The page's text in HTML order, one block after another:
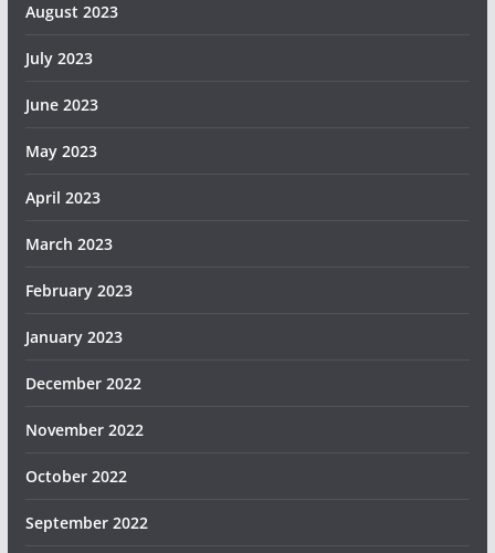
August 2023
July 2023
June 2023
May 2023
April 2023
March 2023
February 2023
January 2023
December 2022
November 2022
October 2022
September 2022